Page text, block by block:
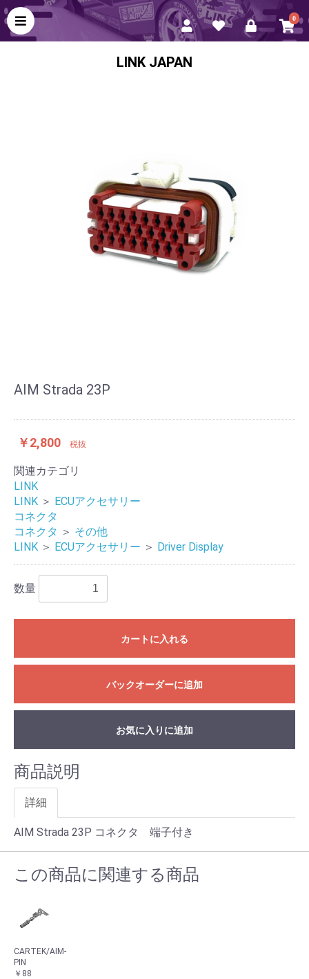
0
LINK JAPAN
AIM Strada 23P
￥2,800 税抜
関連カテゴリ
LINK
LINK ＞ ECUアクセサリー
コネクタ
コネクタ ＞ その他
LINK ＞ ECUアクセサリー ＞ Driver Display
数量
カートに入れる
バックオーダーに追加
お気に入りに追加
商品説明
詳細
AIM Strada 23P コネクタ 端子付き
この商品に関連する商品
CARTEK/AIM-
PIN
￥88